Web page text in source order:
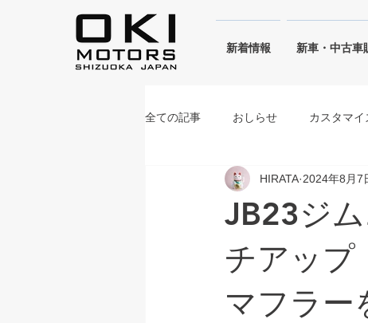
​新着情報 新車・中古車
全ての記事 おしらせ カスタマイ
シフォンアイボリーメタリック
ブルーイッシュブラックパール
JB23ジ
チアップ
マフラー
HIRATA 2024年8月7